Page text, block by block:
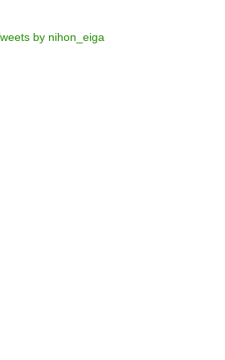
by nihon_eiga